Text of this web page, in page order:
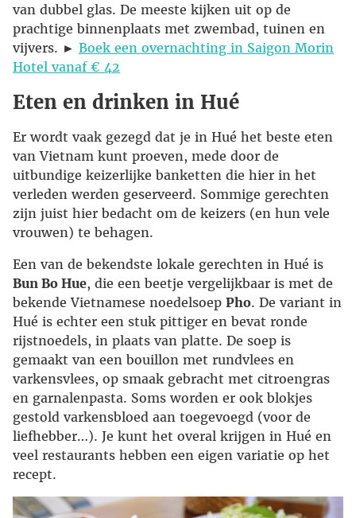
van dubbel glas. De meeste kijken uit op de
prachtige binnenplaats met zwembad, tuinen en
vijvers. ► Boek een overnachting in Saigon Morin
Hotel vanaf € 42
Eten en drinken in Hué
Er wordt vaak gezegd dat je in Hué het beste eten
van Vietnam kunt proeven, mede door de
uitbundige keizerlijke banketten die hier in het
verleden werden geserveerd. Sommige gerechten
zijn juist hier bedacht om de keizers (en hun vele
vrouwen) te behagen.
Een van de bekendste lokale gerechten in Hué is
Bun Bo Hue, die een beetje vergelijkbaar is met de
bekende Vietnamese noedelsoep Pho. De variant in
Hué is echter een stuk pittiger en bevat ronde
rijstnoedels, in plaats van platte. De soep is
gemaakt van een bouillon met rundvlees en
varkensvlees, op smaak gebracht met citroengras
en garnalenpasta. Soms worden er ook blokjes
gestold varkensbloed aan toegevoegd (voor de
liefhebber…). Je kunt het overal krijgen in Hué en
veel restaurants hebben een eigen variatie op het
recept.